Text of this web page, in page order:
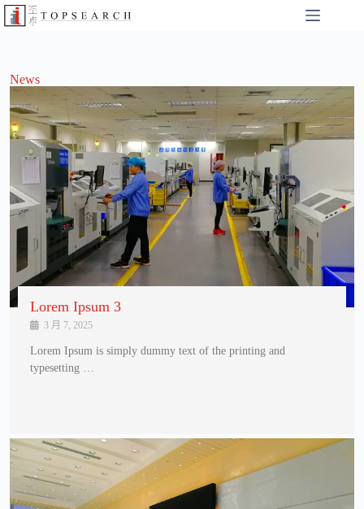
News
Lorem Ipsum 3
3 月 7, 2025
Lorem Ipsum is simply dummy text of the printing and
typesetting …